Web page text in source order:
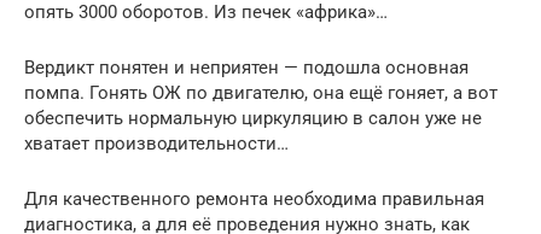
опять 3000 оборотов. Из печек «африка»…
Вердикт понятен и неприятен — подошла основная
помпа. Гонять ОЖ по двигателю, она ещё гоняет, а вот
обеспечить нормальную циркуляцию в салон уже не
хватает производительности…
Для качественного ремонта необходима правильная
диагностика, а для её проведения нужно знать, как